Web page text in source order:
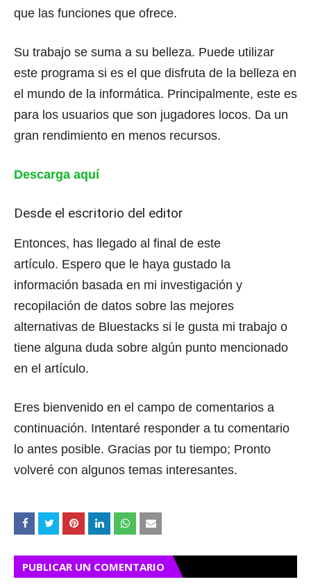
que las funciones que ofrece.
Su trabajo se suma a su belleza. Puede utilizar
este programa si es el que disfruta de la belleza en
el mundo de la informática. Principalmente, este es
para los usuarios que son jugadores locos. Da un
gran rendimiento en menos recursos.
Descarga aquí
Desde el escritorio del editor
Entonces, has llegado al final de este
artículo. Espero que le haya gustado la
información basada en mi investigación y
recopilación de datos sobre las mejores
alternativas de Bluestacks si le gusta mi trabajo o
tiene alguna duda sobre algún punto mencionado
en el artículo.
Eres bienvenido en el campo de comentarios a
continuación. Intentaré responder a tu comentario
lo antes posible. Gracias por tu tiempo; Pronto
volveré con algunos temas interesantes.
PUBLICAR UN COMENTARIO